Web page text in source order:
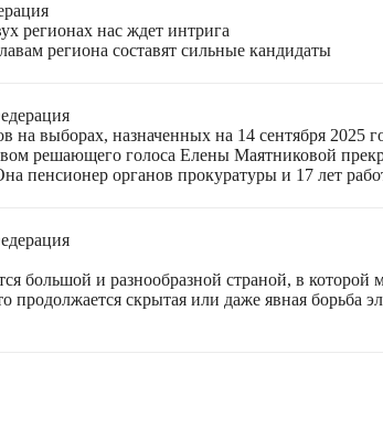
регионах нас ждет интрига
региона составят сильные кандидаты
выборах, назначенных на 14 сентября 2025
решающего голоса Елены Маятниковой
органов прокуратуры и 17 лет
большой и разнообразной страной, в
продолжается скрытая или даже явная